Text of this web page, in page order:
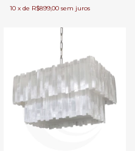
10 x de R$899,00 sem juros